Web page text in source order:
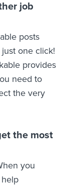
job
posts
one click!
provides
need to
the very
the most
you